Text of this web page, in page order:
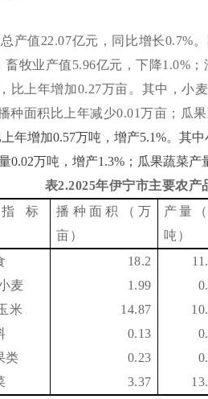
产值22.07亿元，同比增长0.7%。
畜牧业产值5.96亿元，下降1.0%
比上年增加0.27万亩。其中，小
种面积比上年减少0.01万亩；瓜
年增加0.57万吨，增产5.1%。其
0.02万吨，增产1.3%；瓜果蔬菜产
表2.2025年伊宁市主要农产
指 标
播种面积（万
亩）
产量
吨）
麦
米
类
18.2
1.99
14.87
0.13
0.23
3.37